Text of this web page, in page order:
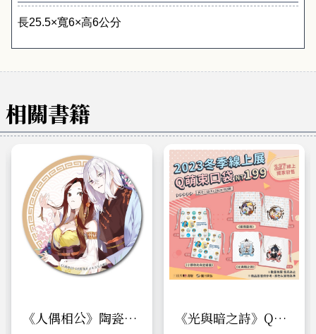
長25.5×寬6×高6公分
相關書籍
《人偶相公》陶瓷吸
《光與暗之詩》Q萌